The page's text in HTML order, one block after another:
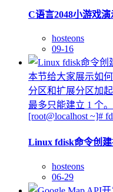
C语言2048小游戏演
hosteons
09-16
本节给大家展示如
分区和扩展分区加
最多只能建立 1 个
[root@localhost ~]#
Linux fdisk命令创
hosteons
06-29